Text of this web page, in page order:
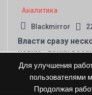
Для улучшения
пользователями
Продолжая
Аналитика
Blackmirror
Власти сразу
новую «гонку